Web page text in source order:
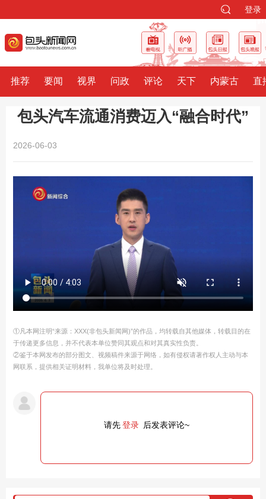
登录
推荐 要闻 视界 问政 评论 天下 内蒙古 直
包头汽车流通消费迈入“融合时代”
2026-06-03
①凡本网注明“来源：XXX(非包头新闻网)”的作品，均转载自其他媒体，转载目的在
于传递更多信息，并不代表本单位赞同其观点和对其真实性负责。
②鉴于本网发布的部分图文、视频稿件来源于网络，如有侵权请著作权人主动与本
网联系，提供相关证明材料，我单位将及时处理。
请先登录 后发表评论~